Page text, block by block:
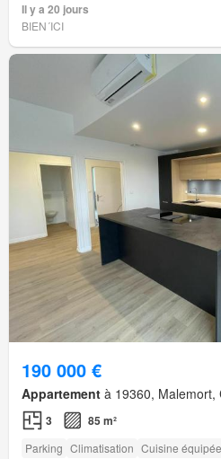
Il y a 20 jours
BIEN´ICI
190 000 €
Appartement à 19360, Malemort,
3 85 m²
Parking Climatisation Cuisine équipée